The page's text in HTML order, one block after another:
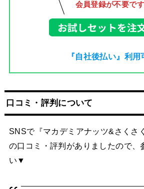
会員登録が不要で
『自社後払い』利用
口コミ・評判について
SNSで『マカデミアナッツ&さくさ
の口コミ・評判がありましたので、
い▼